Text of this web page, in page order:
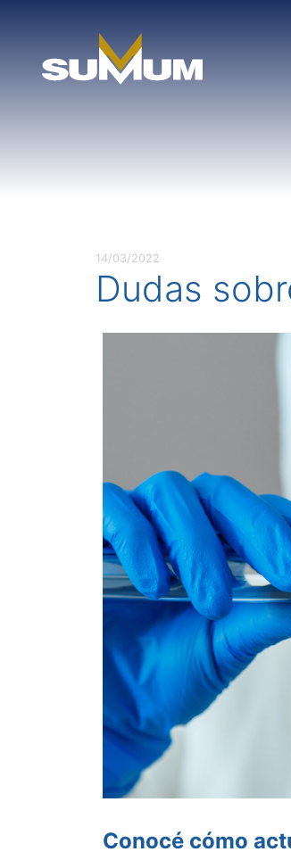
content
14/03/2022
Dudas
Conocé cómo